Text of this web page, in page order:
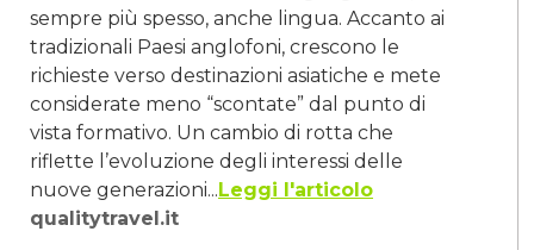
sempre più spesso, anche lingua. Accanto ai
tradizionali Paesi anglofoni, crescono le
richieste verso destinazioni asiatiche e mete
considerate meno “scontate” dal punto di
vista formativo. Un cambio di rotta che
riflette l’evoluzione degli interessi delle
nuove generazioni...Leggi l'articolo
qualitytravel.it